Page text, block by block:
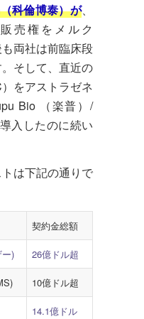
（科倫博泰）が、
売権をメルク
両社は前臨床段
そして、直近の
をアストラゼネ
Bio （楽普）/
入したのに続い
は下記の通りで
契約金総額
) 26億ドル超
10億ドル超
14.1億ドル